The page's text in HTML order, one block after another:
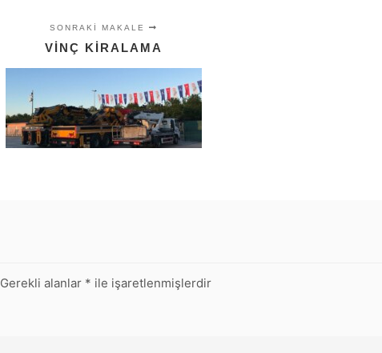
SONRAKI MAKALE
VINÇ KIRALAMA
Gerekli alanlar * ile işaretlenmişlerdir